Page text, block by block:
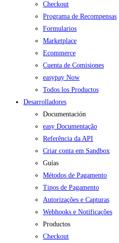
Checkout
Programa de Recompensas
Formularios
Marketplace
Ecommerce
Cuenta de Comisiones
easypay Now
Todos los Productos
Desarrolladores
Documentación
easy Documentação
Referência da API
Criar conta em Sandbox
Guías
Métodos de Pagamento
Tipos de Pagamento
Autorizações e Capturas
Webhooks e Notificações
Productos
Checkout